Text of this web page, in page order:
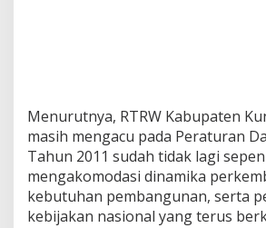
Menurutnya, RTRW Kabupaten
masih mengacu pada Peraturan
Tahun 2011 sudah tidak lagi
mengakomodasi dinamika
kebutuhan pembangunan, serta
kebijakan nasional yang terus